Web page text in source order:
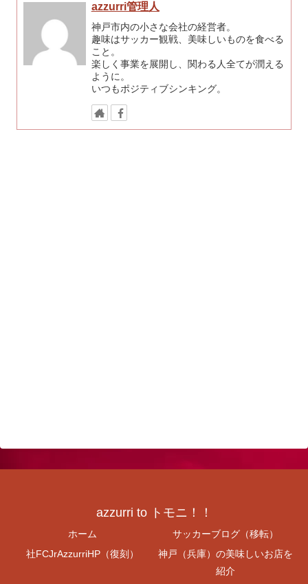
azzurri管理人
神戸市内の小さな会社の経営者。
趣味はサッカー観戦、美味しいものを食べる
こと。
楽しく事業を展開し、関わる人全てが潤える
ように。
いつもポジティブシンキング。
azzurri to トモニ！！
ホーム
サッカーブログ（移転）
社FCJrAzzurriHP（復刻）
神戸（兵庫）の美味しいお店を
紹介